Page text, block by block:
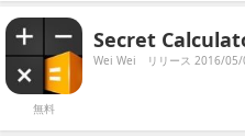
無料
Secret
Wei Wei リリース 2016/